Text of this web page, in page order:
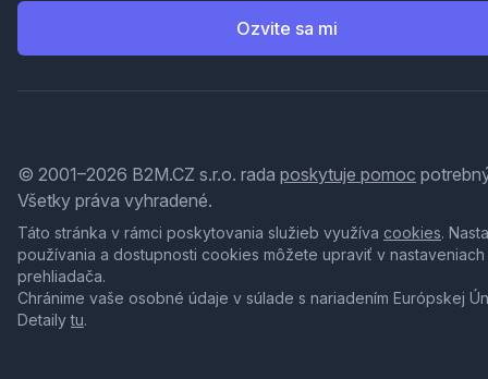
Ozvite sa mi
© 2001–2026 B2M.CZ s.r.o. rada poskytuje pomoc
Všetky práva vyhradené.
Táto stránka v rámci poskytovania služieb využíva cookies.
používania a dostupnosti cookies môžete upraviť v nastaveniach
prehliadača.
Chránime vaše osobné údaje v súlade s nariadením Európskej
Detailytu.